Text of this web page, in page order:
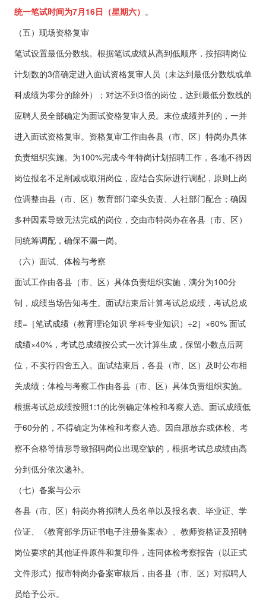
统一笔试时间为7月16日（星期六） 。
（五）现场资格复审
笔试设置最低分数线。根据笔试成绩从高到低顺序，按招聘岗位
计划数的3倍确定进入面试资格复审人员（未达到最低分数线或单
科成绩为零分的除外）；对达不到3倍的岗位，达到最低分数线的
应聘人员全部确定为面试资格复审人员。末位成绩并列的，一并
进入面试资格复审。资格复审工作由各县（市、区）特岗办具体
负责组织实施。为100%完成今年特岗计划招聘工作，各地不得因
岗位报名不足削减或取消岗位，应结合实际进行调配，原则上岗
位调整由县（市、区）教育部门牵头负责、人社部门配合；确因
多种因素导致无法完成的岗位，交由市特岗办在各县（市、区）
间统筹调配，确保不漏一岗。
（六）面试、体检与考察
面试工作由各县（市、区）具体负责组织实施，满分为100分
制，成绩当场告知考生。面试结束后计算考试总成绩，考试总成
绩=［笔试成绩（教育理论知识 学科专业知识）÷2］×60% 面试
成绩×40%，考试总成绩按公式一次计算生成，保留小数点后两
位，不实行四舍五入。面试结束后，各县（市、区）及时公布相
关成绩；体检与考察工作由各县（市、区）具体负责组织实施。
根据考试总成绩按照1:1的比例确定体检和考察人选。面试成绩低
于60分的，不得确定为体检和考察人选。因自愿放弃或体检、考
察不合格等情形导致招聘岗位出现空缺的，根据考试总成绩由高
分到低分依次递补。
（七）备案与公示
各县（市、区）特岗办将拟聘人员名单以及报名表、毕业证、学
位证、《教育部学历证书电子注册备案表》、教师资格证及招聘
岗位要求的其他证件原件和复印件，连同体检考察报告（以正式
文件形式）报市特岗办备案审核后，由各县（市、区）对拟聘人
员给予公示。